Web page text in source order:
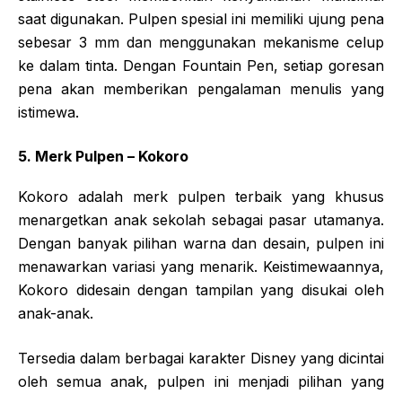
saat digunakan. Pulpen spesial ini memiliki ujung pena
sebesar 3 mm dan menggunakan mekanisme celup
ke dalam tinta. Dengan Fountain Pen, setiap goresan
pena akan memberikan pengalaman menulis yang
istimewa.
5. Merk Pulpen – Kokoro
Kokoro adalah merk pulpen terbaik yang khusus
menargetkan anak sekolah sebagai pasar utamanya.
Dengan banyak pilihan warna dan desain, pulpen ini
menawarkan variasi yang menarik. Keistimewaannya,
Kokoro didesain dengan tampilan yang disukai oleh
anak-anak.
Tersedia dalam berbagai karakter Disney yang dicintai
oleh semua anak, pulpen ini menjadi pilihan yang